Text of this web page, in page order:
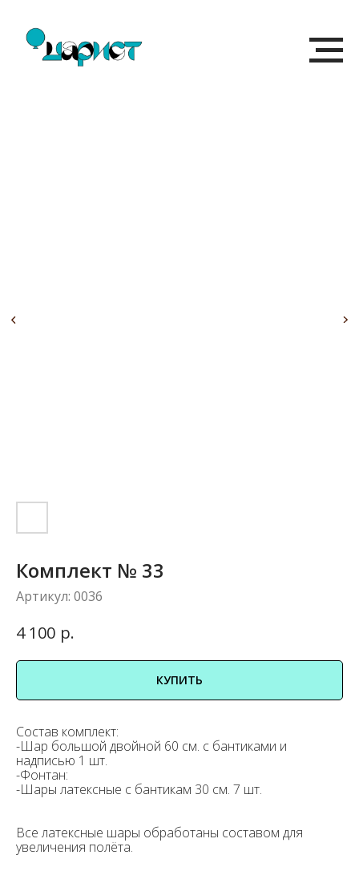
Комплект № 33
Артикул: 0036
4 100 р.
КУПИТЬ
Состав комплект:
-Шар большой двойной 60 см. с бантиками и
надписью 1 шт.
-Фонтан:
-Шары латексные с бантикам 30 см. 7 шт.
Все латексные шары обработаны составом для
увеличения полёта.